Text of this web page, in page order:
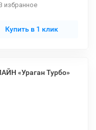
избранное
Купить в 1 клик
«Ураган Турбо»